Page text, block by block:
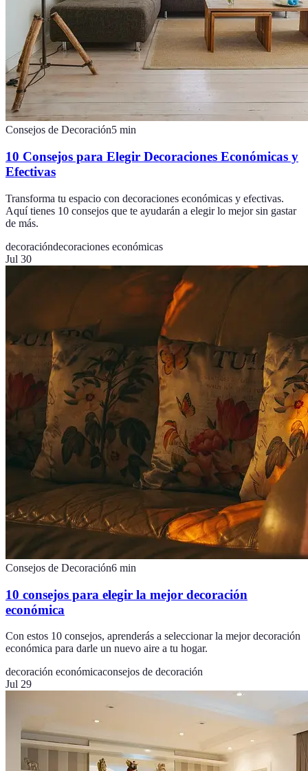
Consejos de Decoración5 min
10 Consejos para Elegir Decoraciones Económicas y
Efectivas
Transforma tu espacio con decoraciones económicas y efectivas.
Aquí tienes 10 consejos que te ayudarán a elegir lo mejor sin gastar
de más.
decoracióndecoraciones económicas
Jul 30
Consejos de Decoración6 min
10 consejos para elegir la mejor decoración
económica
Con estos 10 consejos, aprenderás a seleccionar la mejor decoración
económica para darle un nuevo aire a tu hogar.
decoración económicaconsejos de decoración
Jul 29